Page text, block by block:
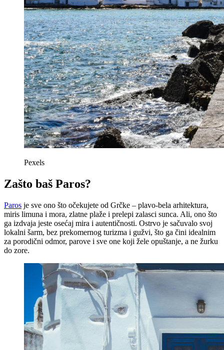
Pexels
Zašto baš Paros?
Paros je sve ono što očekujete od Grčke – plavo-bela arhitektura,
miris limuna i mora, zlatne plaže i prelepi zalasci sunca. Ali, ono što
ga izdvaja jeste osećaj mira i autentičnosti. Ostrvo je sačuvalo svoj
lokalni šarm, bez prekomernog turizma i gužvi, što ga čini idealnim
za porodični odmor, parove i sve one koji žele opuštanje, a ne žurku
do zore.